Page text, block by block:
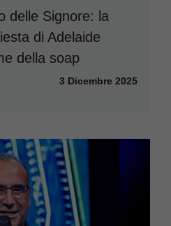
delle Signore: la
di Adelaide
della soap
3 Dicembre 2025